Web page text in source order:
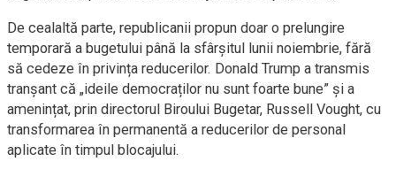
De cealaltă parte, republicanii propun doar o prelungire
temporară a bugetului până la sfârșitul lunii noiembrie, fără
să cedeze în privința reducerilor. Donald Trump a transmis
tranșant că „ideile democraților nu sunt foarte bune” și a
amenințat, prin directorul Biroului Bugetar, Russell Vought, cu
transformarea în permanentă a reducerilor de personal
aplicate în timpul blocajului.